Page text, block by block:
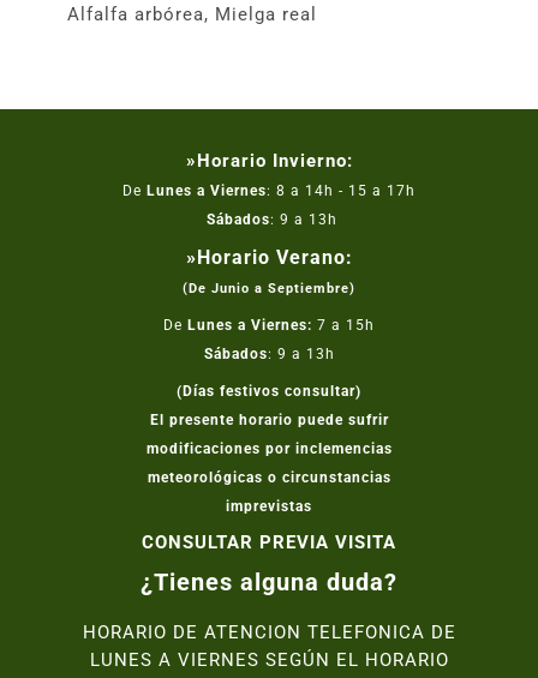
Alfalfa arbórea, Mielga real
»Horario Invierno:
De Lunes a Viernes: 8 a 14h - 15 a 17h
Sábados: 9 a 13h
»Horario Verano:
(De Junio a Septiembre)
De Lunes a Viernes: 7 a 15h
Sábados: 9 a 13h
(Días festivos consultar)
El presente horario puede sufrir
modificaciones por inclemencias
meteorológicas o circunstancias
imprevistas
CONSULTAR PREVIA VISITA
¿Tienes alguna duda?
HORARIO DE ATENCION TELEFONICA DE
LUNES A VIERNES SEGÚN EL HORARIO